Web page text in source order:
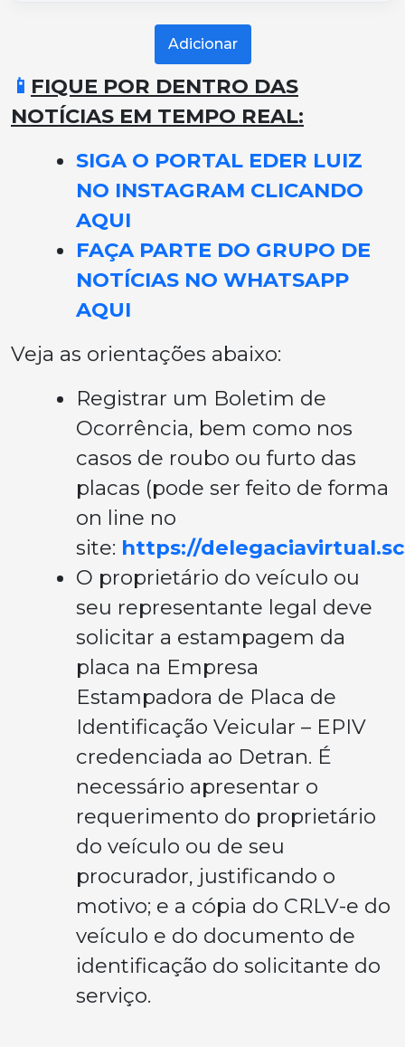
Adicionar
📱 FIQUE POR DENTRO DAS
NOTÍCIAS EM TEMPO REAL:
SIGA O PORTAL EDER LUIZ
NO INSTAGRAM CLICANDO
AQUI
FAÇA PARTE DO GRUPO DE
NOTÍCIAS NO WHATSAPP
AQUI
Veja as orientações abaixo:
Registrar um Boletim de
Ocorrência, bem como nos
casos de roubo ou furto das
placas (pode ser feito de forma
on line no
site: https://
O proprietário do veículo ou
seu representante legal deve
solicitar a estampagem da
placa na Empresa
Estampadora de Placa de
Identificação Veicular – EPIV
credenciada ao Detran. É
necessário apresentar o
requerimento do proprietário
do veículo ou de seu
procurador, justificando o
motivo; e a cópia do CRLV-e do
veículo e do documento de
identificação do solicitante do
serviço.